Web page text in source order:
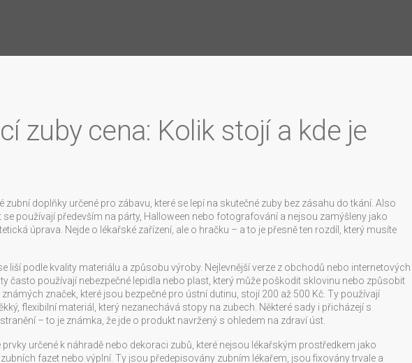
zuby cena: Kolik stojí a kde je
zubní doplňky určené pro zábavu, které se lepí na skutečné zuby bez zásahu do tkání . Also
se používají především na párty, Halloween nebo fotografování a nejsou zamýšleny jako
úprava. Nejde o lékařské zařízení, ale o hračku – a to je přesně ten rozdíl, který musíte
liší podle kvality materiálu a způsobu výroby. Nejlevnější verze z obchodů nebo internetových
ty často používají nebezpečné lepidla nebo plast, který může poškodit sklovinu nebo způsobit
známých značek, které jsou bezpečné pro ústní dutinu, stojí 200 až 500 Kč. Ty používají
flexibilní materiál, který nezanechává stopy na zubech. Některé sady i přicházejí s
– to je známka, že jde o produkt navržený s ohledem na zdraví úst.
prvky určené k náhradě nebo dekoraci zubů, které nejsou lékařským prostředkem jako
fazet nebo výplní. Ty jsou předepisovány zubním lékařem, jsou fixovány trvale a